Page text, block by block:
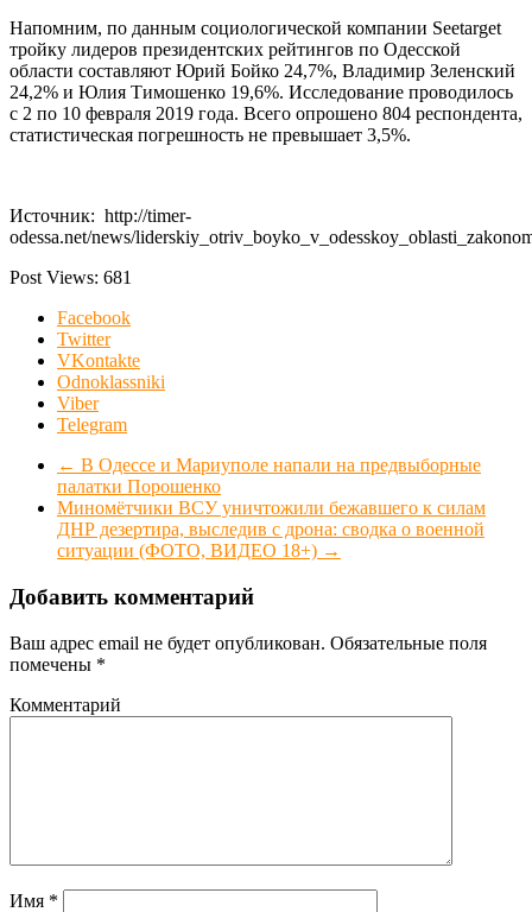
Напомним, по данным социологической компании Seetarget
тройку лидеров президентских рейтингов по Одесской
области составляют Юрий Бойко 24,7%, Владимир Зеленский
24,2% и Юлия Тимошенко 19,6%. Исследование проводилось
с 2 по 10 февраля 2019 года. Всего опрошено 804 респондента,
статистическая погрешность не превышает 3,5%.
Источник: http://timer-
odessa.net/news/
Post Views: 681
Facebook
Twitter
VKontakte
Odnoklassniki
Viber
Telegram
← В Одессе и Мариуполе напали на предвыборные
палатки Порошенко
Миномётчики ВСУ уничтожили бежавшего к силам
ДНР дезертира, выследив с дрона: сводка о военной
ситуации (ФОТО, ВИДЕО 18+) →
Добавить комментарий
Ваш адрес email не будет опубликован. Обязательные поля
помечены *
Комментарий
Имя *